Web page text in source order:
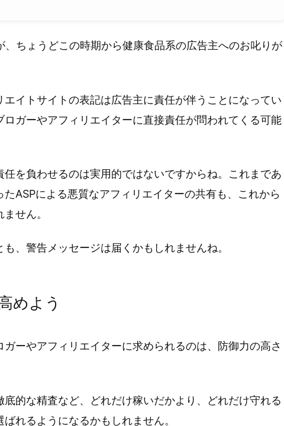
、ちょうどこの時期から健康食品系の広告主へのお叱りが
イトサイトの表記は広告主に責任が伴うことになってい
ロガーやアフィリエイターに直接責任が問われてくる可能
を負わせるのは実用的ではないですからね。これまであ
ASPによる悪質なアフィリエイターの共有も、これから
せん。
、警告メッセージは届くかもしれませんね。
めよう
ーやアフィリエイターに求められるのは、防御力の高さ
的な精査など、どれだけ稼いだかより、どれだけ守れる
れるようになるかもしれません。